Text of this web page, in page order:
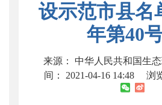
设示范市县名
年第40号
来源： 中华人民共和国生
间： 2021-04-16 14:48
浏